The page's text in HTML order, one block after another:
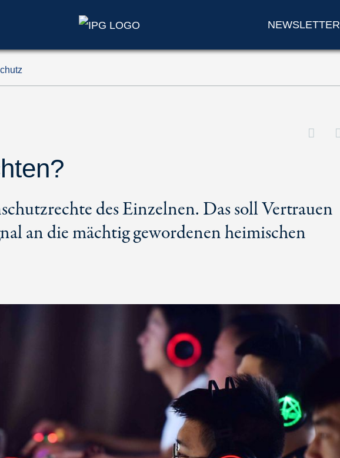
NEWSLETTER
des Einzelnen. Das soll Vertrauen
an die mächtig gewordenen heimischen